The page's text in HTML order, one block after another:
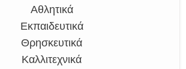
Αθλητικά
Εκπαιδευτικά
Θρησκευτικά
Καλλιτεχνικά